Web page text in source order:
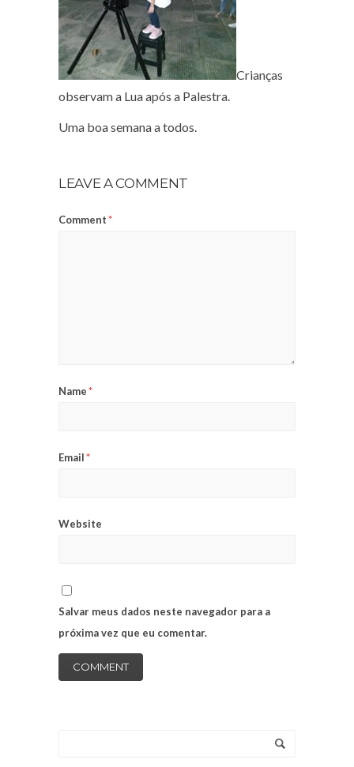
Crianças
observam a Lua após a Palestra.
Uma boa semana a todos.
LEAVE A COMMENT
Comment*
Name*
Email*
Website
Salvar meus dados neste navegador para a
próxima vez que eu comentar.